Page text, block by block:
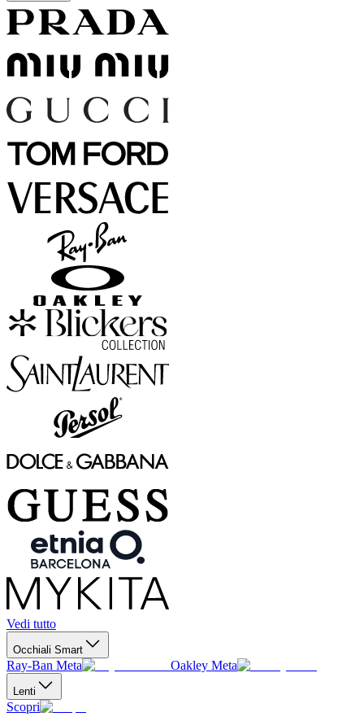
Vedi tutto
Occhiali Smart
Ray-Ban Meta Oakley Meta
Lenti
Scopri